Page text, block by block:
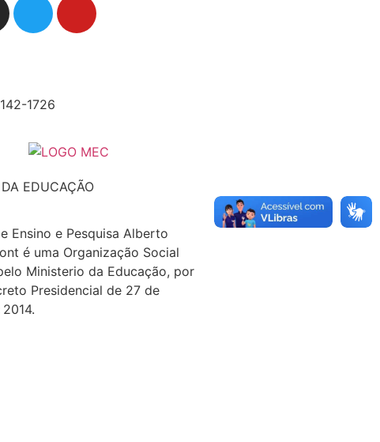
1726
EDUCAÇÃO
Ensino e Pesquisa Alberto
é uma Organização Social
Ministerio da Educação, por
Presidencial de 27 de